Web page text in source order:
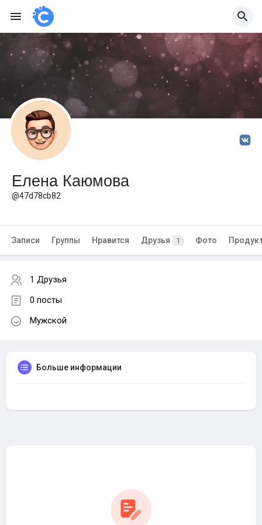
Елена Каюмова
@47d78cb82
Записи Группы Нравится Друзья 1 Фото
1 Друзья
0 посты
Мужской
Больше информации